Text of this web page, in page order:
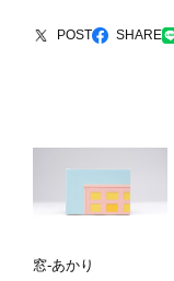
POST SHARE
窓-あかり